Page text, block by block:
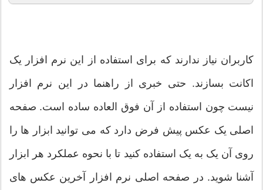
کاربران نیاز ندارند که برای استفاده از این نرم افزار یک
اکانت بسازند. حتی خبری از راهنما در این نرم افزار
نیست چون استفاده از آن فوق العاده ساده است. صفحه
اصلی یک عکس پیش فرض دارد که می توانید ابزار ها را
روی آن یک به یک استفاده کنید تا با نحوه عملکرد هر ابزار
آشنا شوید. در صفحه اصلی نرم افزار آخرین عکس های